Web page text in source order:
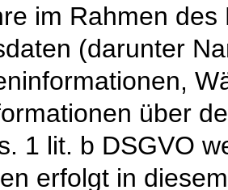
im Rahmen
(darunter
über
1 lit. b DSGVO
erfolgt in